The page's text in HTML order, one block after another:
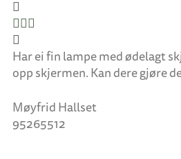
Har ei fin lampe med ødelagt
opp skjermen. Kan dere gjøre
Møyfrid Hallset
95265512